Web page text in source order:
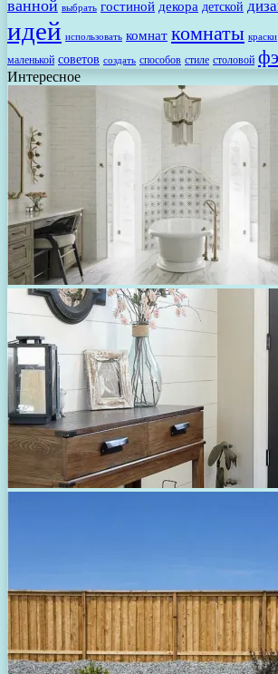
ванной выбрать гостиной декора детской
идей использовать комнат комнаты краски
маленькой советов создать способов стиле столовой
Интересное